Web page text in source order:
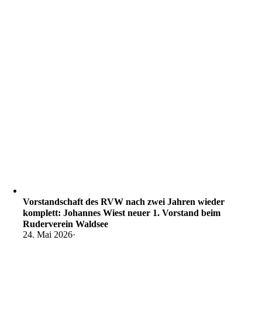
Vorstandschaft des RVW nach zwei Jahren wieder
komplett: Johannes Wiest neuer 1. Vorstand beim
Ruderverein Waldsee
24. Mai 2026·